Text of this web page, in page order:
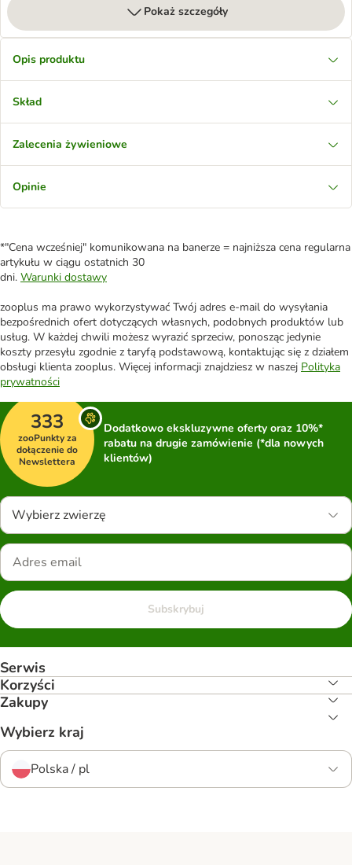
Pokaż szczegóły
Opis produktu
Skład
Zalecenia żywieniowe
Opinie
*"Cena wcześniej" komunikowana na banerze = najniższa cena regularna
artykułu w ciągu ostatnich 30
dni. Warunki dostawy
zooplus ma prawo wykorzystywać Twój adres e-mail do wysyłania
bezpośrednich ofert dotyczących własnych, podobnych produktów lub
usług. W każdej chwili możesz wyrazić sprzeciw, ponosząc jedynie
koszty przesyłu zgodnie z taryfą podstawową, kontaktując się z działem
obsługi klienta zooplus. Więcej informacji znajdziesz w naszej Polityka
prywatności
333
zooPunkty za
dołączenie do
Newslettera
Dodatkowo ekskluzywne oferty oraz 10%*
rabatu na drugie zamówienie (*dla nowych
klientów)
Wybierz zwierzę
Subskrybuj
Serwis
Korzyści
Zakupy
Wybierz kraj
Polska / pl